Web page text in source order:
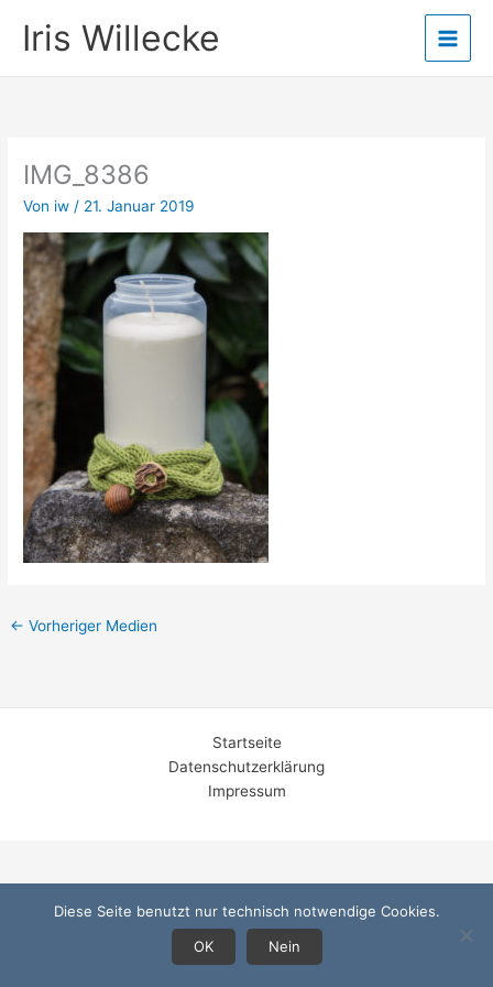
InhaltIris Willecke
IMG_8386
Von iw / 21. Januar 2019
← Vorheriger Medien
Startseite
Datenschutzerklärung
Impressum
Diese Seite benutzt nur technisch notwendige Cookies.
OK
Nein